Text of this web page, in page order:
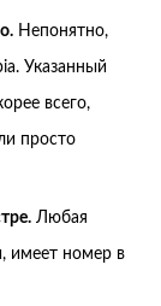
Непонятно,
Указанный
всего,
просто
Любая
имеет номер в